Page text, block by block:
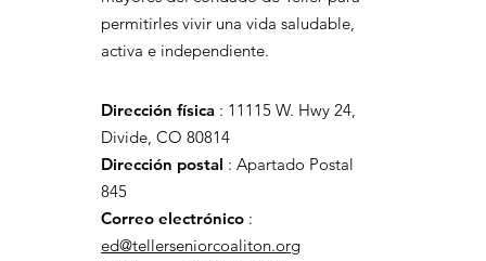
permitirles vivir una vida saludable,
activa e independiente.
Dirección física : 11115 W. Hwy 24,
Divide, CO 80814
Dirección postal : Apartado Postal
845
Correo electrónico :
ed@tellerseniorcoaliton.org